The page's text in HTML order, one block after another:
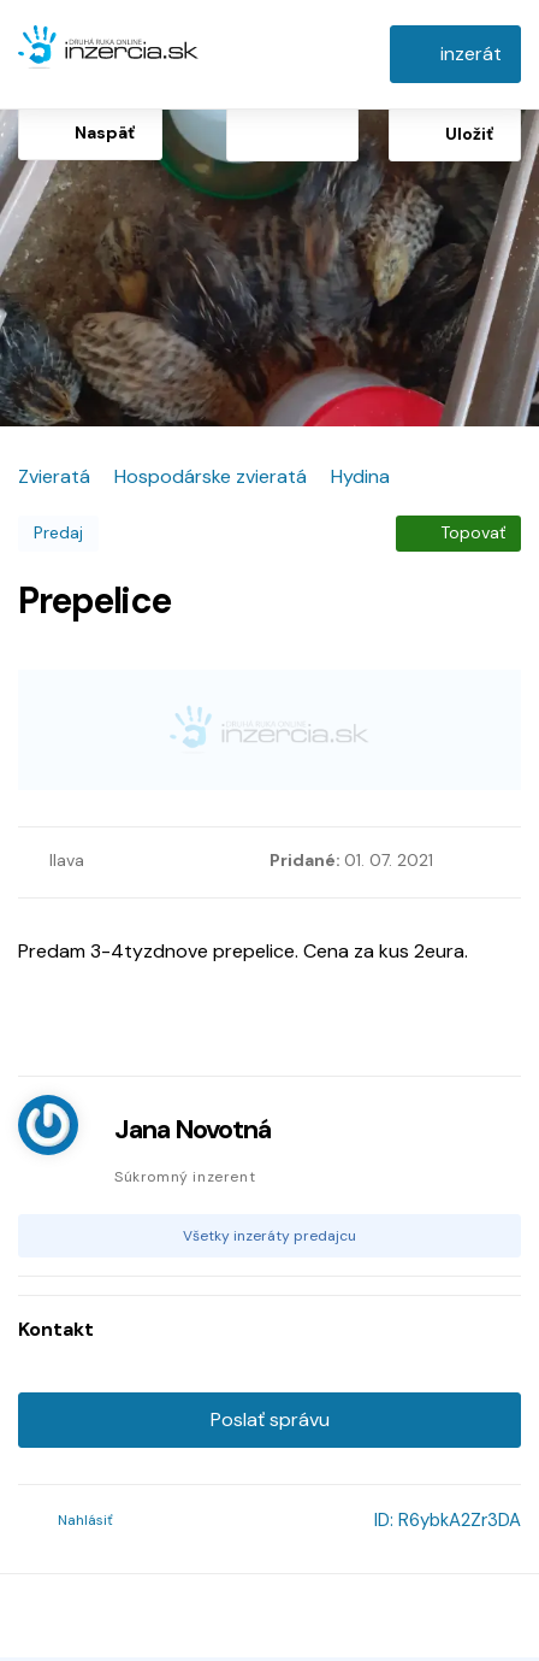
inzerát
Naspäť Uložiť
Zvieratá Hospodárske zvieratá Hydina
Predaj Topovať
Prepelice
Ilava Pridané: 01. 07. 2021
Predam 3-4tyzdnove prepelice. Cena za kus 2eura.
Jana Novotná
Súkromný inzerent
Všetky inzeráty predajcu
Kontakt
Poslať správu
Nahlásiť ID: R6ybkA2Zr3DA